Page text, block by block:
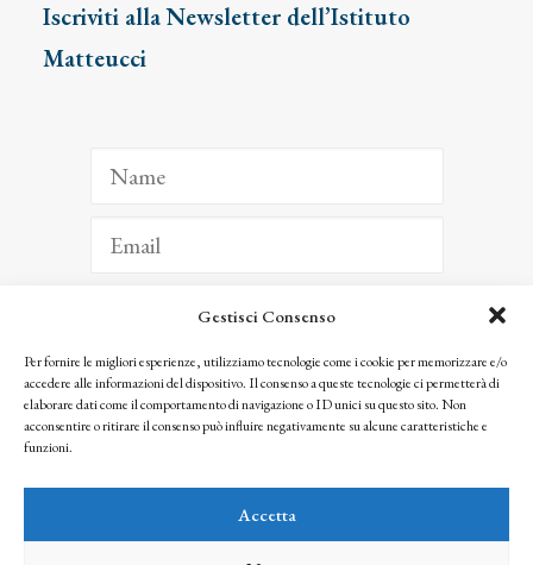
Gestisci Consenso
Per fornire le migliori esperienze, utilizziamo tecnologie come i cookie per memorizzare e/o
accedere alle informazioni del dispositivo. Il consenso a queste tecnologie ci permetterà di
elaborare dati come il comportamento di navigazione o ID unici su questo sito. Non
acconsentire o ritirare il consenso può influire negativamente su alcune caratteristiche e
funzioni.
Accetta
Iscriviti alla Newsletter dell’Istituto
Matteucci
ISCRIVITI
Facendo clic per iscriverti, riconosci che le tue informazioni saranno trattate
seguendo la nostra Privacy Policy
© 2025 Istituto Matteucci. All right reserved
l’autorizzazione scritta dei proprietari dei diritti e dell’Istituto Matteucci